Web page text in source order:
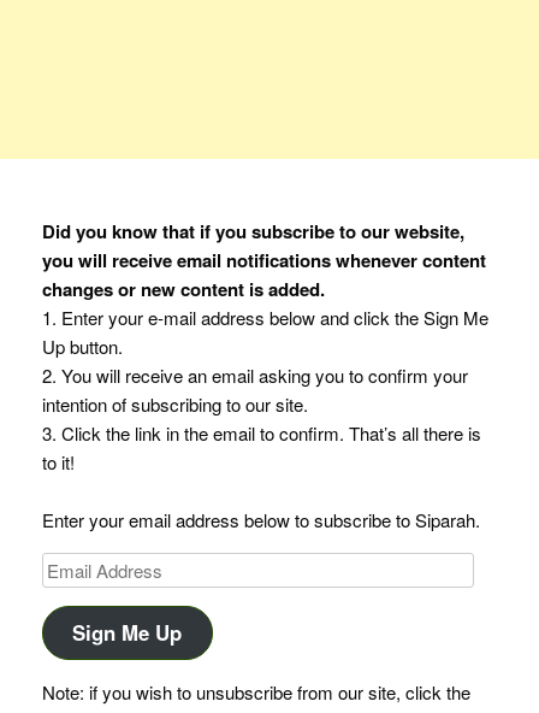
Did you know that if you subscribe to our website,
you will receive email notifications whenever content
changes or new content is added.
1. Enter your e-mail address below and click the Sign Me
Up button.
2. You will receive an email asking you to confirm your
intention of subscribing to our site.
3. Click the link in the email to confirm. That’s all there is
to it!
Enter your email address below to subscribe to Siparah.
Email
Address
Sign Me Up
Note: if you wish to unsubscribe from our site, click the